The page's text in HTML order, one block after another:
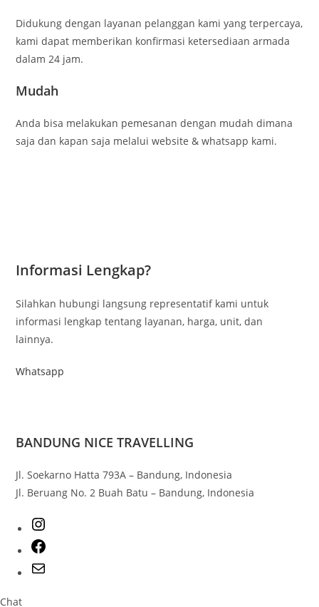
Didukung dengan layanan pelanggan kami yang terpercaya,
kami dapat memberikan konfirmasi ketersediaan armada
dalam 24 jam.
Mudah
Anda bisa melakukan pemesanan dengan mudah dimana
saja dan kapan saja melalui website & whatsapp kami.
Informasi Lengkap?
Silahkan hubungi langsung representatif kami untuk
informasi lengkap tentang layanan, harga, unit, dan
lainnya.
Whatsapp
BANDUNG NICE TRAVELLING
Jl. Soekarno Hatta 793A – Bandung, Indonesia
Jl. Beruang No. 2 Buah Batu – Bandung, Indonesia
Chat